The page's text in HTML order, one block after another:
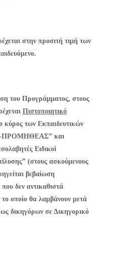
στην προσιτή τιμή των
του Προγράμματος, στους
Πιστοποιητικό
κύρος των Εκπαιδευτικών
ΠΡΟΜΗΘΕΑΣ” και
Ειδικοί
(στους ασκούμενους
βεβαίωση
δεν αντικαθιστά
το οποίο θα λαμβάνουν μετά
ως δικηγόρων σε Δικηγορικό